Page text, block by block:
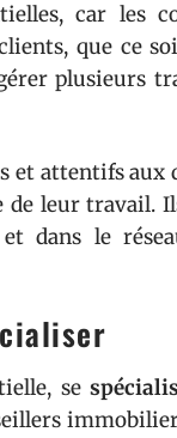
car les
que ce
plusieurs
et attentifs aux
leur travail.
dans le
se